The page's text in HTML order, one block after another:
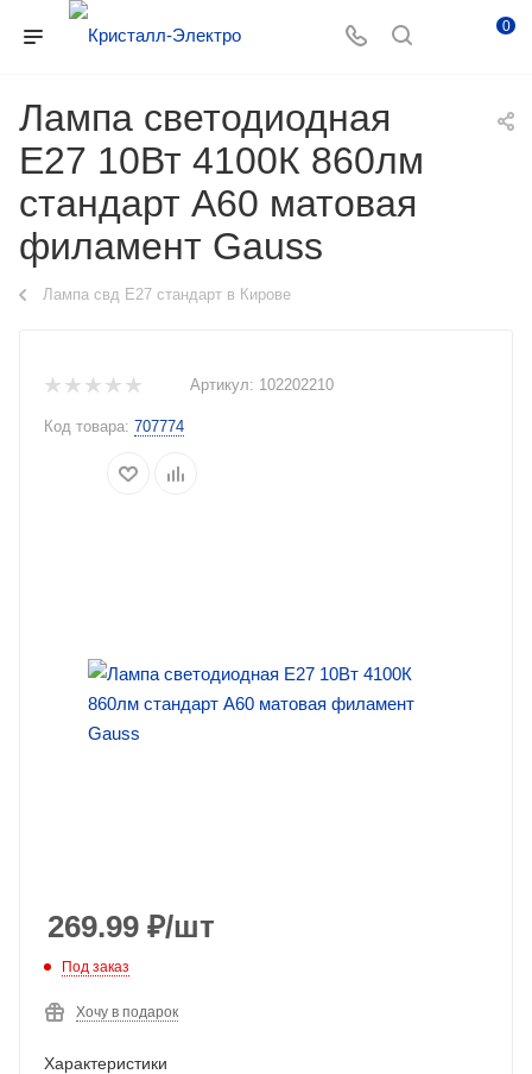
0
Лампа светодиодная
Е27 10Вт 4100К 860лм
стандарт А60 матовая
филамент Gauss
Лампа свд E27 стандарт в Кирове
Артикул: 102202210
Код товара: 707774
269.99 ₽/шт
Под заказ
Хочу в подарок
Характеристики